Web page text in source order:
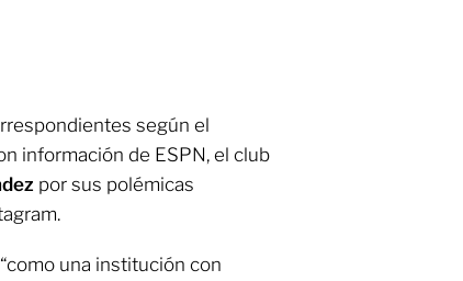
según el
información de ESPN, el club
por sus polémicas
una institución con